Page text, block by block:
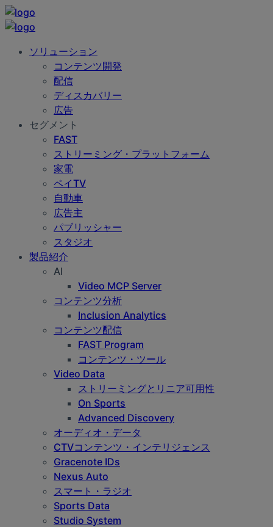
ソリューション
コンテンツ開発
配信
ディスカバリー
広告
セグメント
FAST
ストリーミング・プラットフォーム
家電
ペイTV
自動車
広告主
パブリッシャー
スタジオ
製品紹介
AI
Video MCP Server
コンテンツ分析
Inclusion Analytics
コンテンツ配信
FAST Program
コンテンツ・ツール
Video Data
ストリーミングとリニア可用性
On Sports
Advanced Discovery
オーディオ・データ
CTVコンテンツ・インテリジェンス
Gracenote IDs
Nexus Auto
スマート・ラジオ
Sports Data
Studio System